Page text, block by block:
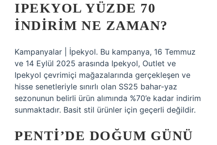
IPEKYOL YÜZDE 70
INDIRIM NE ZAMAN?
Kampanyalar | İpekyol. Bu kampanya, 16 Temmuz
ve 14 Eylül 2025 arasında Ipekyol, Outlet ve
Ipekyol çevrimiçi mağazalarında gerçekleşen ve
hisse senetleriyle sınırlı olan SS25 bahar-yaz
sezonunun belirli ürün alımında %70’e kadar indirim
sunmaktadır. Basit stil ürünler için geçerli değildir.
PENTI’DE DOĞUM GÜNÜ